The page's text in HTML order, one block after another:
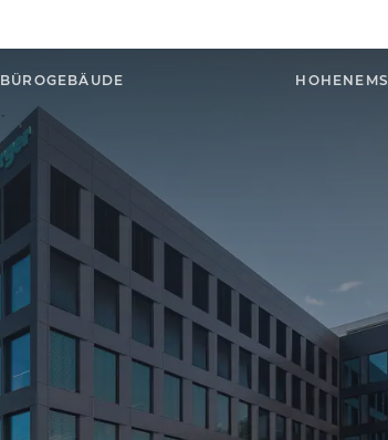
BÜROGEBÄUDE HOHENEMS